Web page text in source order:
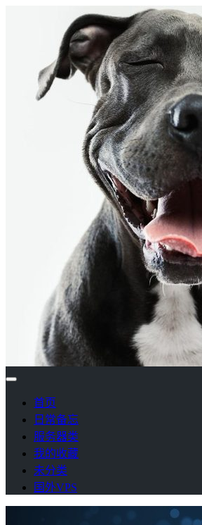
首页
日常备忘
服务器类
我的收藏
未分类
国外VPS